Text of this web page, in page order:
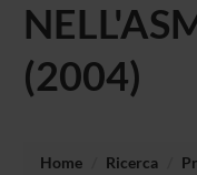
(2004)
Home Ricerca